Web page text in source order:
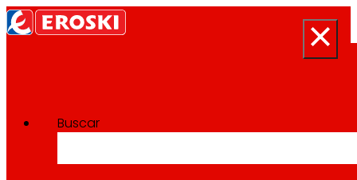
Buscar
Sala de prensa